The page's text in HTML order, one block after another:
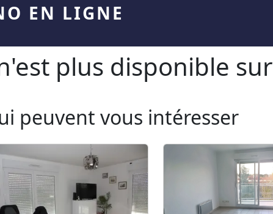
EN LIGNE
plus disponible
peuvent vous intéresser